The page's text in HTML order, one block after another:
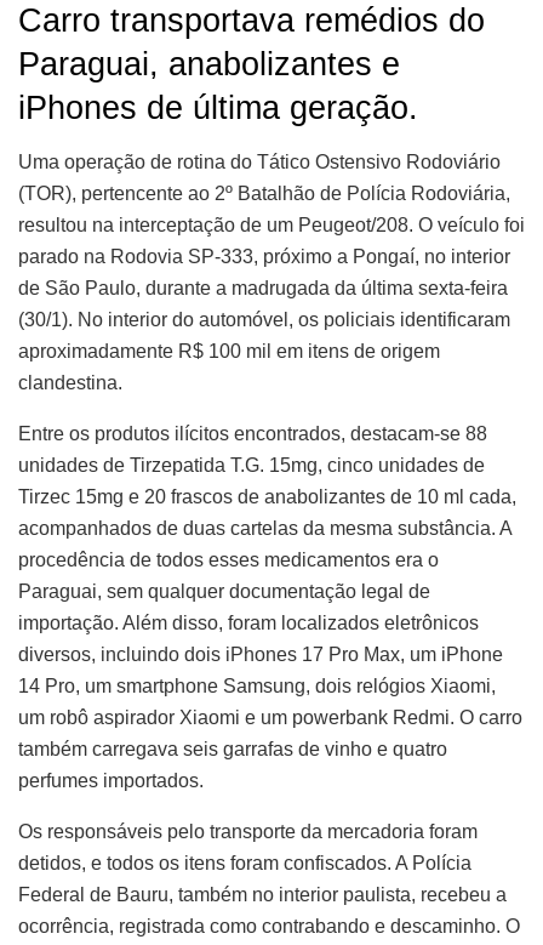
Carro transportava remédios do
Paraguai, anabolizantes e
iPhones de última geração.
Uma operação de rotina do Tático Ostensivo Rodoviário
(TOR), pertencente ao 2º Batalhão de Polícia Rodoviária,
resultou na interceptação de um Peugeot/208. O veículo foi
parado na Rodovia SP-333, próximo a Pongaí, no interior
de São Paulo, durante a madrugada da última sexta-feira
(30/1). No interior do automóvel, os policiais identificaram
aproximadamente R$ 100 mil em itens de origem
clandestina.
Entre os produtos ilícitos encontrados, destacam-se 88
unidades de Tirzepatida T.G. 15mg, cinco unidades de
Tirzec 15mg e 20 frascos de anabolizantes de 10 ml cada,
acompanhados de duas cartelas da mesma substância. A
procedência de todos esses medicamentos era o
Paraguai, sem qualquer documentação legal de
importação. Além disso, foram localizados eletrônicos
diversos, incluindo dois iPhones 17 Pro Max, um iPhone
14 Pro, um smartphone Samsung, dois relógios Xiaomi,
um robô aspirador Xiaomi e um powerbank Redmi. O carro
também carregava seis garrafas de vinho e quatro
perfumes importados.
Os responsáveis pelo transporte da mercadoria foram
detidos, e todos os itens foram confiscados. A Polícia
Federal de Bauru, também no interior paulista, recebeu a
ocorrência, registrada como contrabando e descaminho. O